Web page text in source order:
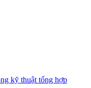
kỹ thuật tổng hợp